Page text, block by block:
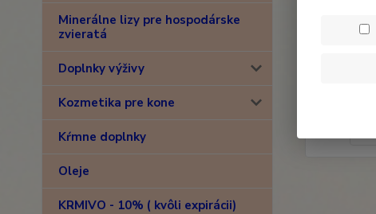
Minerálne lizy pre hospodárske
zvieratá
Doplnky výživy
Kozmetika pre kone
Kŕmne doplnky
Oleje
KRMIVO - 10% ( kvôli expirácii)